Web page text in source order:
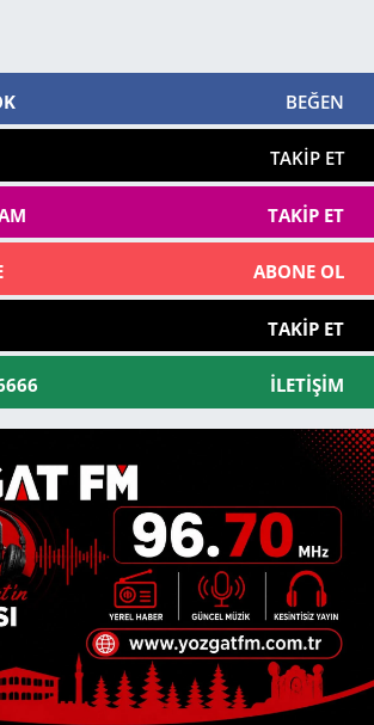
BEĞEN
TAKIP ET
TAKIP ET
ABONE OL
TAKIP ET
İLETIŞIM